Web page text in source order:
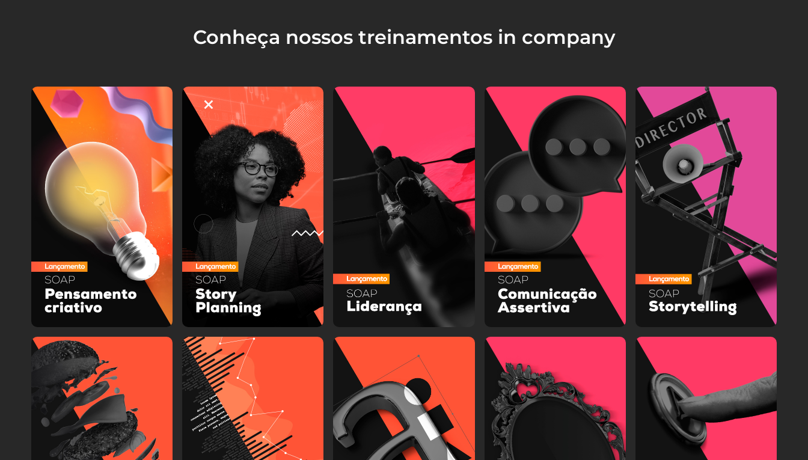
Conheça nossos treinamentos in company